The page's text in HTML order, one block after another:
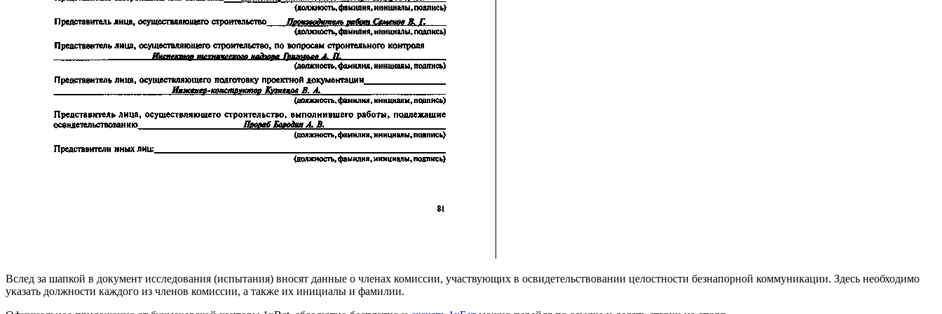
Вслед за шапкой в документ исследования (испытания) вносят данные о членах комиссии, участвующих в освидетельствовании целостности безнапорной коммуникации. Здесь необходимо
указать должности каждого из членов комиссии, а также их инициалы и фамилии.